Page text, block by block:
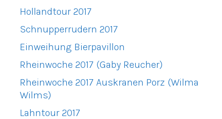
Hollandtour 2017
Schnupperrudern 2017
Einweihung Bierpavillon
Rheinwoche 2017 (Gaby Reucher)
Rheinwoche 2017 Auskranen Porz (Wilma
Wilms)
Lahntour 2017